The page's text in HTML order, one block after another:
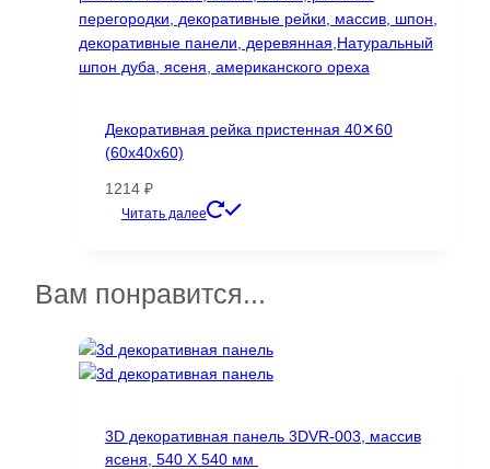
Декоративная рейка пристенная 40✕60
(60х40х60)
1214 ₽
Читать далее
вариаций.
можно
выбрать
странице
Вам понравится...
3D декоративная панель 3DVR-003, массив
ясеня, 540 Х 540 мм